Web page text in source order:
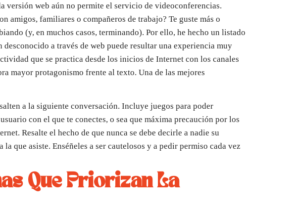
versión web aún no permite el servicio de videoconferencias.
amigos, familiares o compañeros de trabajo? Te guste más o
(y, en muchos casos, terminando). Por ello, he hecho un listado
a través de web puede resultar una experiencia muy
que se practica desde los inicios de Internet con los canales
mayor protagonismo frente al texto. Una de las mejores
a la siguiente conversación. Incluye juegos para poder
con el que te conectes, o sea que máxima precaución por los
Resalte el hecho de que nunca se debe decirle a nadie su
que asiste. Enséñeles a ser cautelosos y a pedir permiso cada vez
Que Priorizan La